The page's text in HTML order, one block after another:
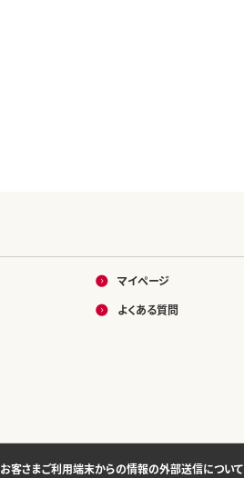
マイページ
よくある質問
お客さまご利用端末からの情報の外部送信について